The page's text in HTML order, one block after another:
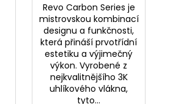
Revo Carbon Series je
mistrovskou kombinací
designu a funkčnosti,
která přináší prvotřídní
estetiku a výjimečný
výkon. Vyrobené z
nejkvalitnějšího 3K
uhlíkového vlákna,
tyto...